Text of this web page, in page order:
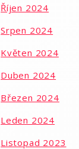
Říjen 2024
Srpen 2024
Květen 2024
Duben 2024
Březen 2024
Leden 2024
Listopad 2023